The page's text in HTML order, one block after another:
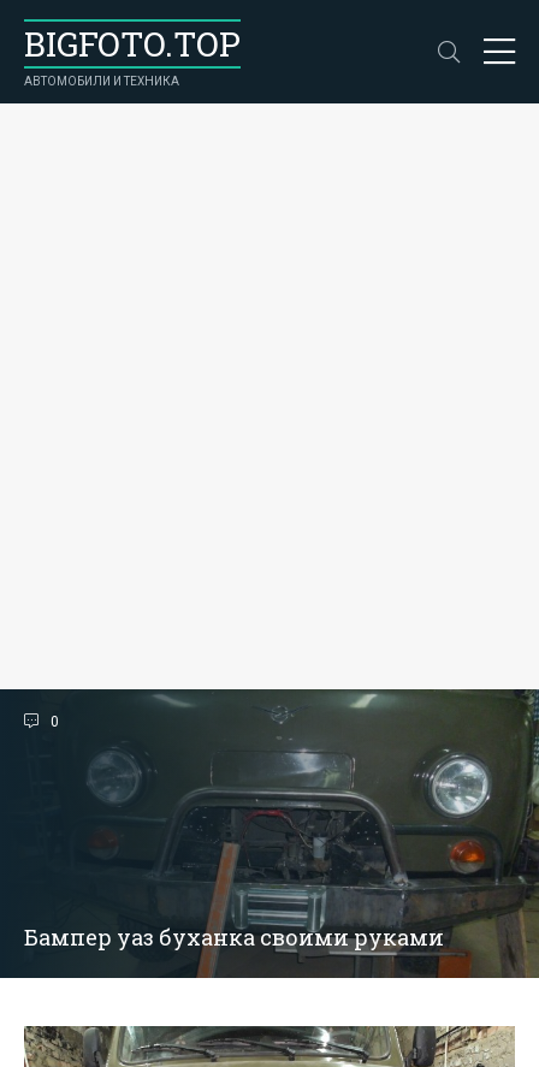
BIGFOTO.TOP
АВТОМОБИЛИ И ТЕХНИКА
0
Бампер уаз буханка своими руками